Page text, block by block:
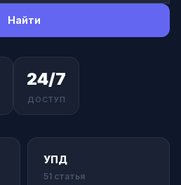
Найти
24/7
ДОСТУП
УПД
51 статья